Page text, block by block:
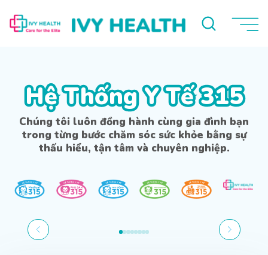
Hệ Thống Y Tế 315
Hệ Thống Y Tế 315
Chúng tôi luôn đồng hành cùng gia đình bạn
trong từng bước chăm sóc sức khỏe bằng sự
thấu hiểu, tận tâm và chuyên nghiệp.